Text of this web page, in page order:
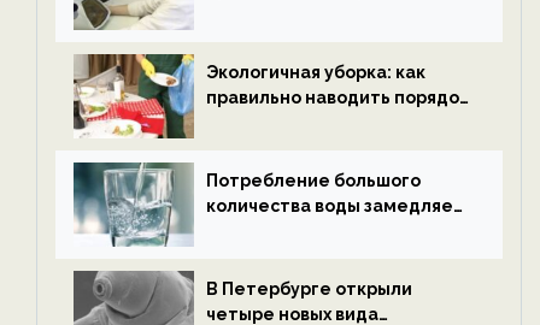
ECOportal
Экологичная уборка: как
правильно наводить порядок
Потребление большого
количества воды замедляет
В Петербурге открыли
четыре новых вида